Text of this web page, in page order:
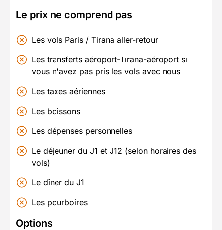
Le prix ne comprend pas
Les vols Paris / Tirana aller-retour
Les transferts aéroport-Tirana-aéroport si
vous n'avez pas pris les vols avec nous
Les taxes aériennes
Les boissons
Les dépenses personnelles
Le déjeuner du J1 et J12 (selon horaires des
vols)
Le dîner du J1
Les pourboires
Options